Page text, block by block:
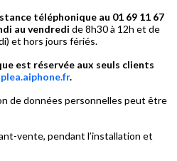
téléphonique au 01 69 11 67
au vendredi de 8h30 à 12h et de
et hors jours fériés.
est réservée aux seuls clients
.
de données personnelles peut être
vente, pendant l’installation et